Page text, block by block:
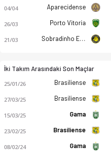
04/04 Aparecidense
26/03 Porto Vitoria
21/03 Sobradinho EC DF
İki Takım Arasındaki Son Maçlar
25/01/26 Brasiliense
27/03/25 Brasiliense
15/03/25 Gama
23/02/25 Brasiliense
08/02/24 Gama